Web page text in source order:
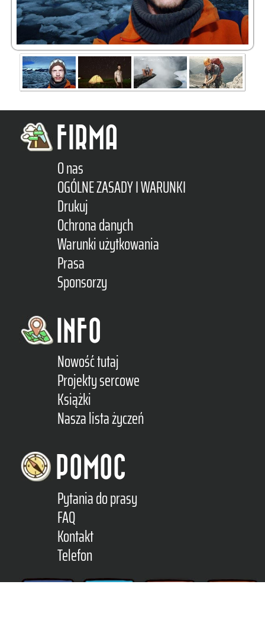
FIRMA
O nas
OGÓLNE ZASADY I WARUNKI
Drukuj
Ochrona danych
Warunki użytkowania
Prasa
Sponsorzy
INFO
Nowość tutaj
Projekty sercowe
Książki
Nasza lista życzeń
POMOC
Pytania do prasy
FAQ
Kontakt
Telefon